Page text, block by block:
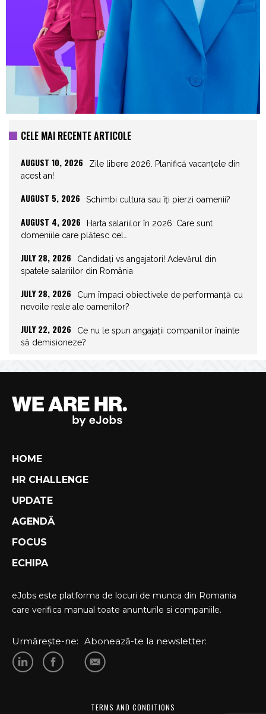
CELE MAI RECENTE ARTICOLE
AUGUST 10, 2026
Zile libere 2026. Planifică vacanțele din
acest an!
AUGUST 5, 2026 Schimbi cultura sau îți pierzi oamenii?
AUGUST 4, 2026
Harta salariilor în 2026: Care sunt
domeniile care plătesc cel…
JULY 28, 2026
Candidați vs angajatori! Adevărul din
spatele salariilor din România
JULY 28, 2026
Cum împaci obiectivele de performanță cu
nevoile reale ale oamenilor?
JULY 22, 2026
Ce nu le spun angajații companiilor înainte
să demisioneze?
JULY 21, 2026
Unghiurile moarte ale leadershipului: ce nu
vezi la tine îți…
JULY 19, 2026
branding să…
JULY 10, 2026
JULY 7, 2026 Jobul tău te „repară” sau te strică?
JULY 5, 2026 Cum să devii „imun” la roboți
JULY 3, 2026
Tu ai căzut în capcana succesului?
HOME
HR CHALLENGE
UPDATE
AGENDĂ
FOCUS
ECHIPA
eJobs este platforma de locuri de munca din Romania
care verifica manual toate anunturile si companiile.
Urmărește-ne: Abonează-te la newsletter:
TERMS AND CONDITIONS